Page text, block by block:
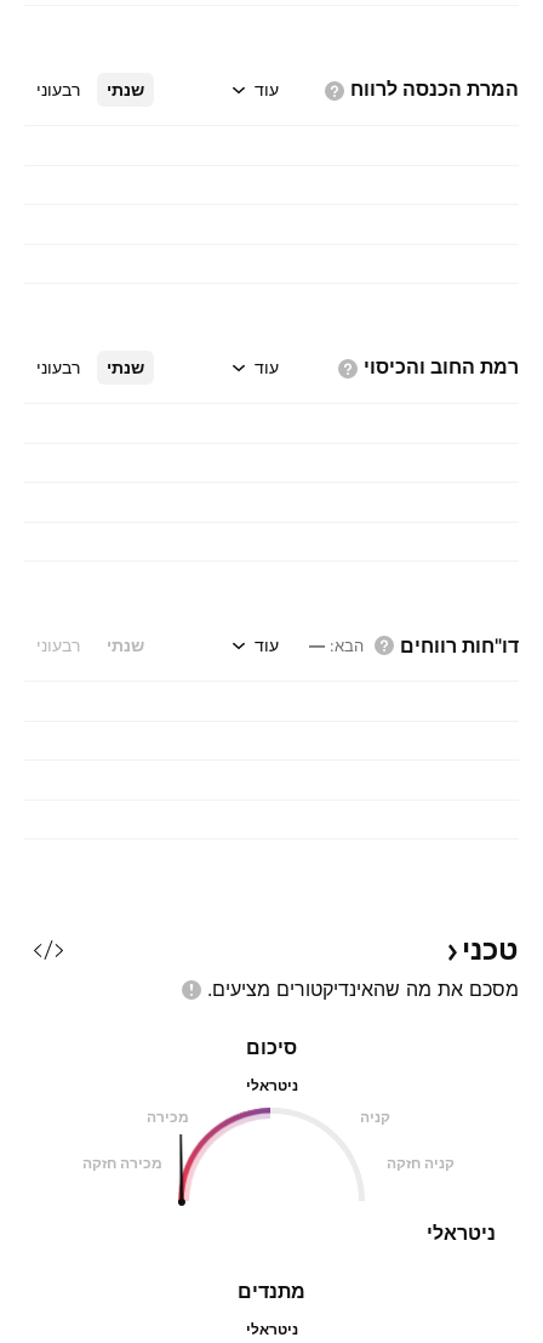
המרת הכנסה לרווח שנתי רבעוני עוד
רמת החוב והכיסוי שנתי רבעוני עוד
דו"חות רווחים הבא:
— שנתי רבעוני עוד
טכני
מסכם את מה שהאינדיקטורים מציעים.
מתנדים
ניטראלי
סיכום
ניטראלי
מכירה
קניה
מכירה חזקה קניה חזקה
ניטראלי